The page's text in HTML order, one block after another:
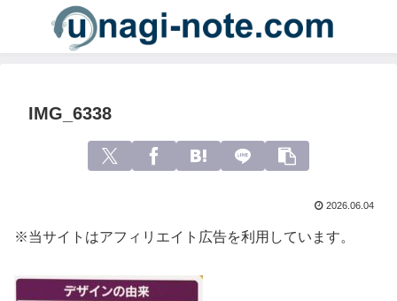
IMG_6338
2026.06.04
※当サイトはアフィリエイト広告を利用しています。